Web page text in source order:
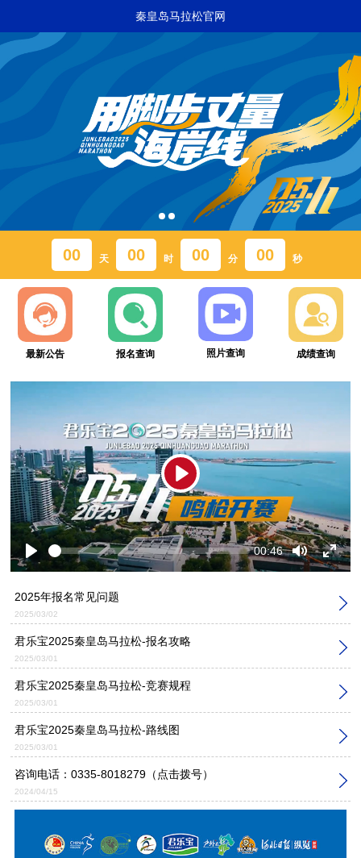
秦皇岛马拉松官网
00 天 00 时 00 分 00 秒
最新公告 报名查询 照片查询 成绩查询
Play
Play
Seek
Current
time
00:46
Toggle
2025年报名常见问题
2025/03/02
君乐宝2025秦皇岛马拉松-报名攻略
2025/03/01
君乐宝2025秦皇岛马拉松-竞赛规程
2025/03/01
君乐宝2025秦皇岛马拉松-路线图
2025/03/01
咨询电话： 0335-8018279（点击拨号）
2024/04/15